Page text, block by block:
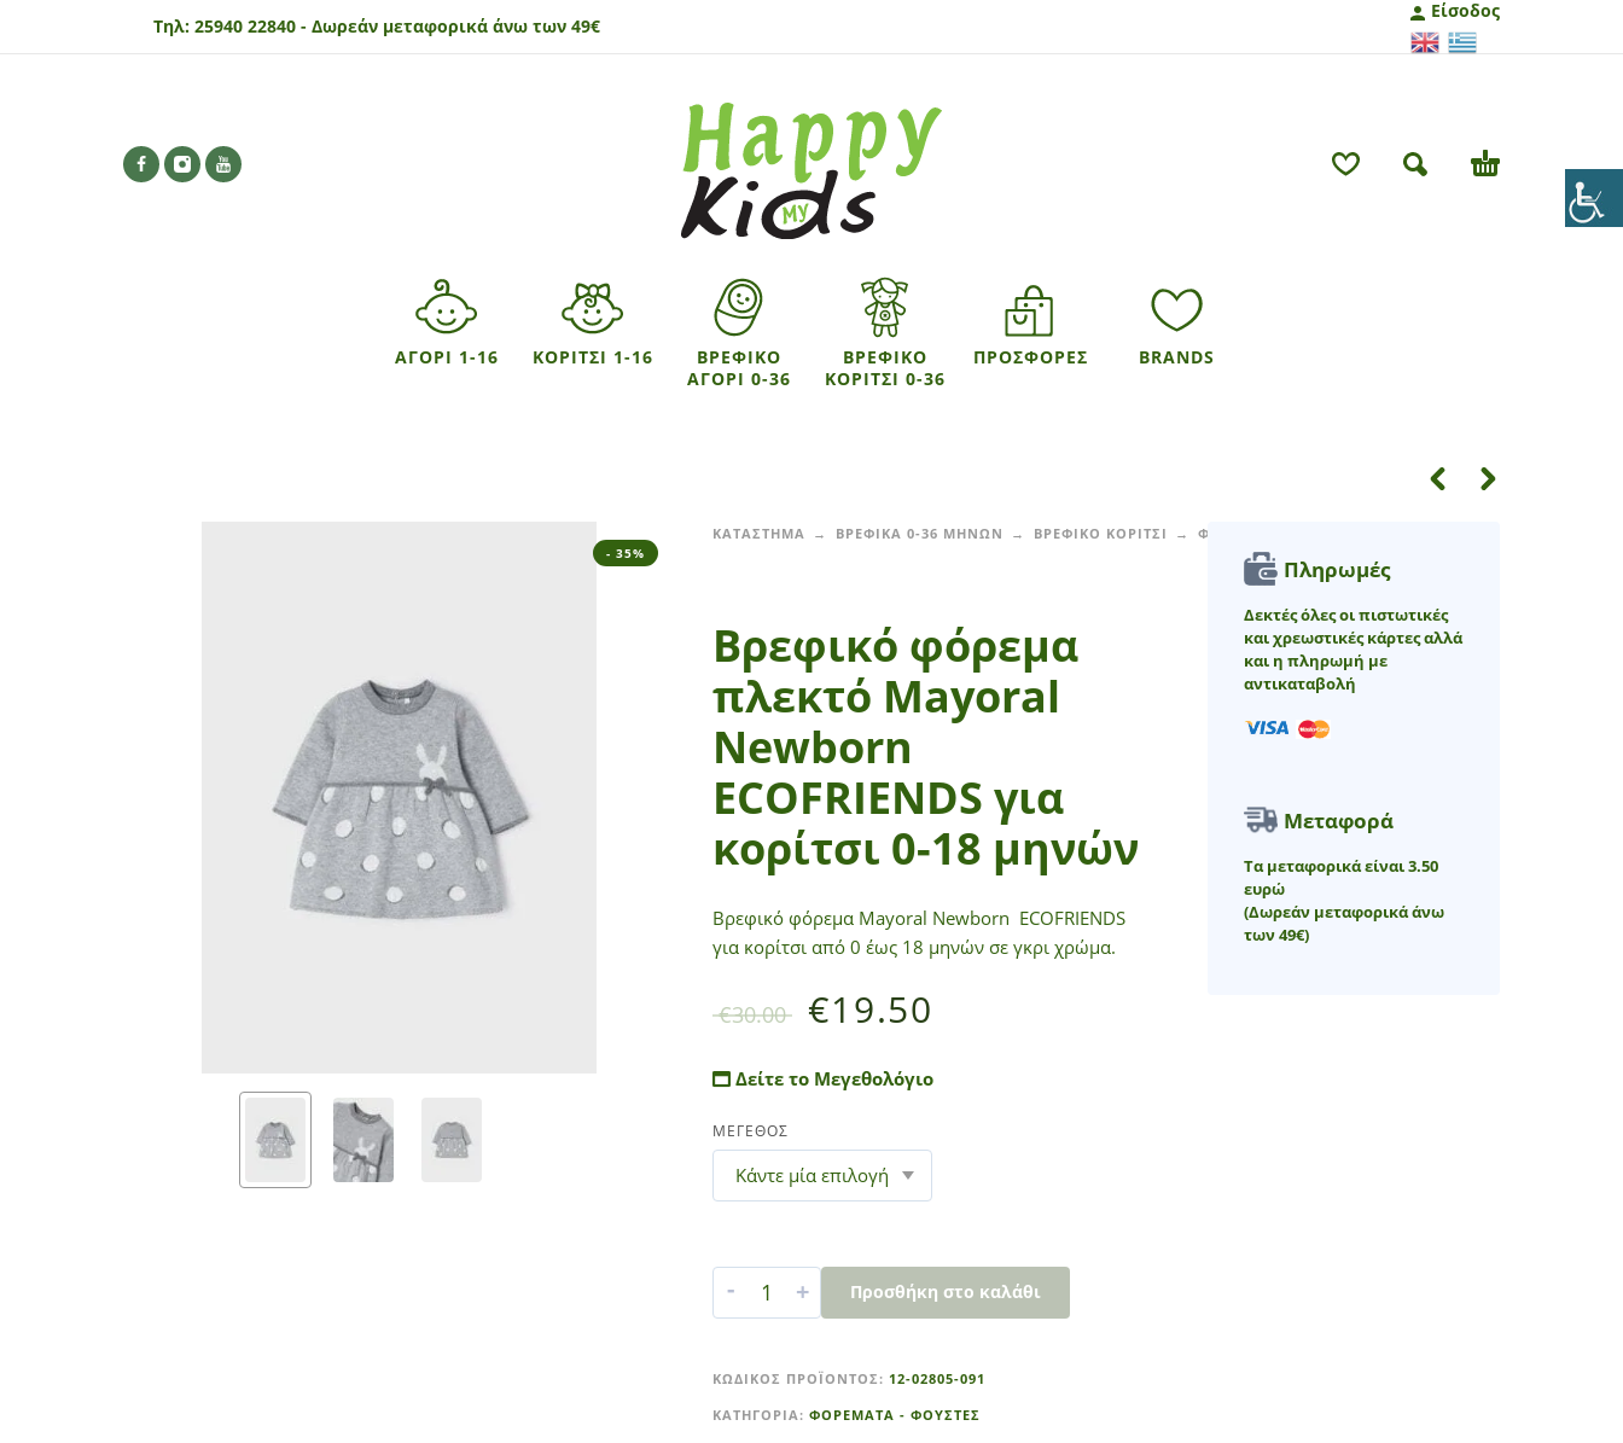
Τηλ: 25940 22840 - Δωρεάν μεταφορικά άνω των 49€
Είσοδος
ΑΓΟΡΙ 1-16 ΚΟΡΙΤΣΙ 1-16
ΒΡΕΦΙΚΟ
ΑΓΟΡΙ 0-36
ΒΡΕΦΙΚΟ
ΚΟΡΙΤΣΙ 0-36
ΠΡΟΣΦΟΡΕΣ BRANDS
- 35%
ΚΑΤΑΣΤΗΜΑ ΒΡΕΦΙΚΑ 0-36 ΜΗΝΩΝ ΒΡΕΦΙΚΟ ΚΟΡΙΤΣΙ ΦΟΡΕΜΑΤΑ - ΦΟΥΣΤΕΣ
Βρεφικό φόρεμα
πλεκτό Mayoral
Newborn
ECOFRIENDS για
κορίτσι 0-18 μηνών
Βρεφικό φόρεμα Mayoral Newborn ECOFRIENDS
για κορίτσι από 0 έως 18 μηνών σε γκρι χρώμα.
€30.00 €19.50
Δείτε το Μεγεθολόγιο
ΜΕΓΕΘΟΣ
- + Προσθήκη στο καλάθι
t
e
ΚΩΔΙΚΌΣ ΠΡΟΪΌΝΤΟΣ: 12-02805-091
ΚΑΤΗΓΟΡΊΑ: ΦΟΡΕΜΑΤΑ - ΦΟΥΣΤΕΣ
Πληρωμές
Δεκτές όλες οι πιστωτικές
και χρεωστικές κάρτες αλλά
και η πληρωμή με
αντικαταβολή
Μεταφορά
Τα μεταφορικά είναι 3.50
ευρώ
(Δωρεάν μεταφορικά άνω
των 49€)